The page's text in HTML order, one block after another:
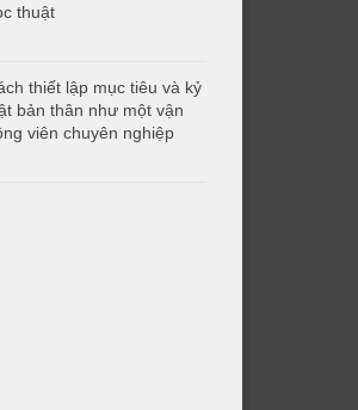
thuật
thiết lập mục tiêu và kỷ
bản thân như một vận
viên chuyên nghiệp